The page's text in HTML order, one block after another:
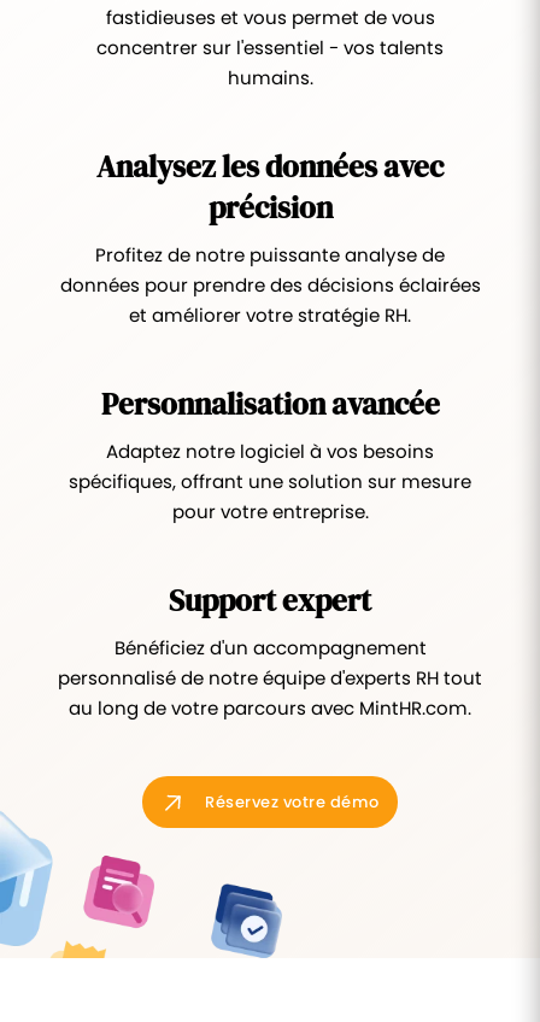
fastidieuses et vous permet de vous
concentrer sur l'essentiel - vos talents
humains.
Analysez les données avec
précision
Profitez de notre puissante analyse de
données pour prendre des décisions éclairées
et améliorer votre stratégie RH.
Personnalisation avancée
Adaptez notre logiciel à vos besoins
spécifiques, offrant une solution sur mesure
pour votre entreprise.
Support expert
Bénéficiez d'un accompagnement
personnalisé de notre équipe d'experts RH tout
au long de votre parcours avec MintHR.com.
Réservez votre démo